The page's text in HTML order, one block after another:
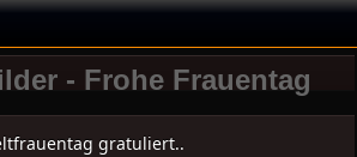
- Frohe Frauentag
gratuliert..